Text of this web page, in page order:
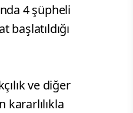
4 şüpheli
başlatıldığı
ve diğer
kararlılıkla